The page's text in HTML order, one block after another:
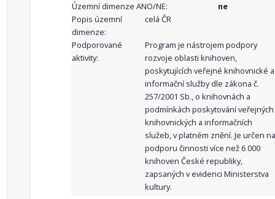
Územní dimenze ANO/NE:
ne
Popis územní
dimenze:
celá ČR
Podporované
aktivity:
Program je nástrojem podpory
rozvoje oblasti knihoven,
poskytujících veřejné knihovnické a
informační služby dle zákona č.
257/2001 Sb., o knihovnách a
podmínkách poskytování veřejných
knihovnických a informačních
služeb, v platném znění. Je určen na
podporu činnosti více než 6 000
knihoven České republiky,
zapsaných v evidenci Ministerstva
kultury.